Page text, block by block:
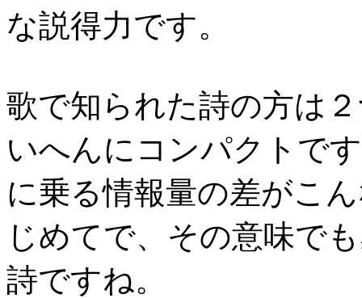
な説得力です。
歌で知られた詩の方は
いへんにコンパクトで
に乗る情報量の差がこ
じめてで、その意味で
詩ですね。